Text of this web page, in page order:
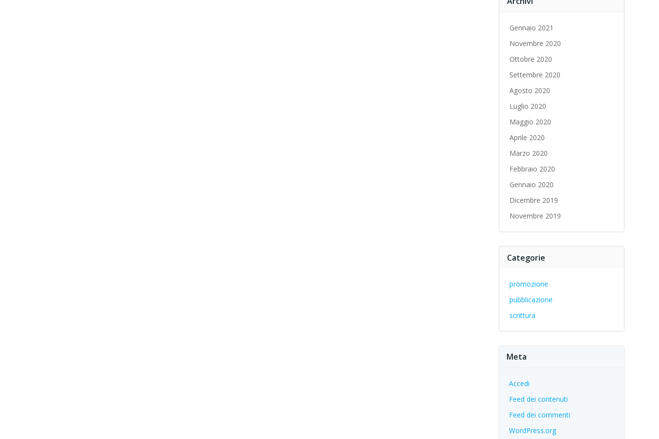
Gennaio 2021
Novembre 2020
Ottobre 2020
Settembre 2020
Agosto 2020
Luglio 2020
Maggio 2020
Aprile 2020
Marzo 2020
Febbraio 2020
Gennaio 2020
Dicembre 2019
Novembre 2019
Categorie
promozione
pubblicazione
scrittura
Meta
Accedi
Feed dei contenuti
Feed dei commenti
WordPress.org